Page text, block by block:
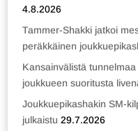
4.8.2026
Tammer-Shakki jatkoi
peräkkäinen
Kansainvälistä
joukkueen suoritusta
Joukkuepikashakin SM-
julkaistu 29.7.2026